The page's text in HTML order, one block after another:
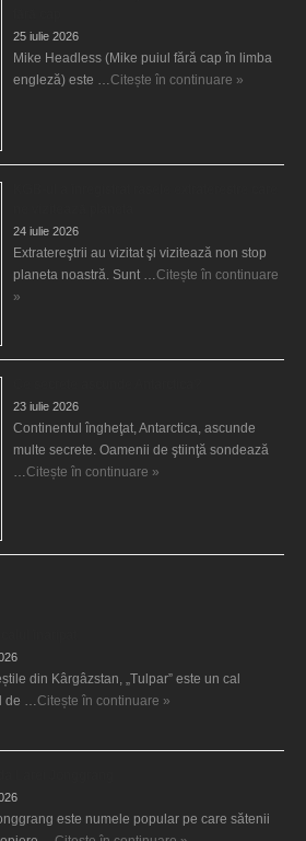
25 iulie 2026
Mike Headless (Mike puiul fără cap în limba
engleză) este …Citește în continuare »
24 iulie 2026
Extratereştrii au vizitat şi vizitează non stop
planeta noastră. Sunt …Citește în continuare
»
23 iulie 2026
Continentul îngheţat, Antarctica, ascunde
multe secrete. Oamenii de ştiinţă sondează
…Citește în continuare »
din Kârgâzstan, „Tulpar” este un cal
de …Citește în continuare »
este numele popular pe care sătenii